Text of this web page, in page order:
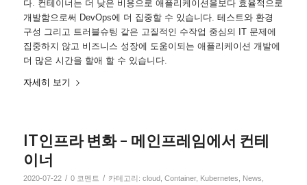
다. 컨테이너는 더 낮은 비용으로 애플리케이션을보다 효율적으로
개발함으로써 DevOps에 더 집중할 수 있습니다. 테스트와 환경
구성 그리고 트러블슈팅 같은 고질적인 수작업 중심의 IT 문제에
집중하지 않고 비즈니스 성장에 도움이되는 애플리케이션 개발에
더 많은 시간을 할애 할 수 있습니다.
자세히 보기
IT인프라 변화 – 메인프레임에서 컨테
이너
2020-07-22 / 0 코멘트 / 카테고리: cloud, Container, Kubernetes News